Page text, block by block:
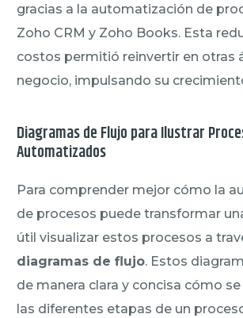
gracias a la automatización de
Zoho CRM y Zoho Books. Esta
costos permitió reinvertir en otras
negocio, impulsando su
Diagramas de Flujo para Ilustrar
Automatizados
Para comprender mejor cómo la
de procesos puede transformar
útil visualizar estos procesos a
diagramas de flujo. Estos
de manera clara y concisa cómo
las diferentes etapas de un